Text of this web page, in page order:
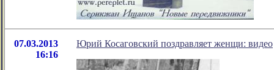
07.03.2013
16:16
Юрий Косаговский поздравляет женщи: видео